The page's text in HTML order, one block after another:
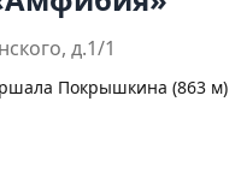
д.1/1
Покрышкина (863 м)